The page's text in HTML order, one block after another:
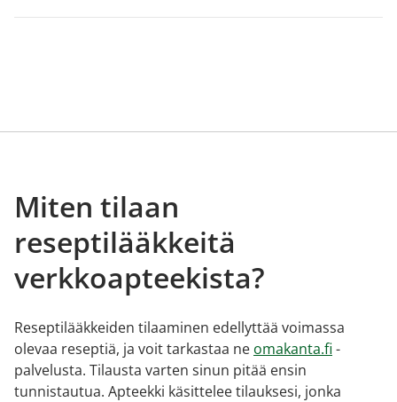
Miten tilaan
reseptilääkkeitä
verkkoapteekista?
Reseptilääkkeiden tilaaminen edellyttää voimassa
olevaa reseptiä, ja voit tarkastaa ne omakanta.fi -
palvelusta. Tilausta varten sinun pitää ensin
tunnistautua. Apteekki käsittelee tilauksesi, jonka